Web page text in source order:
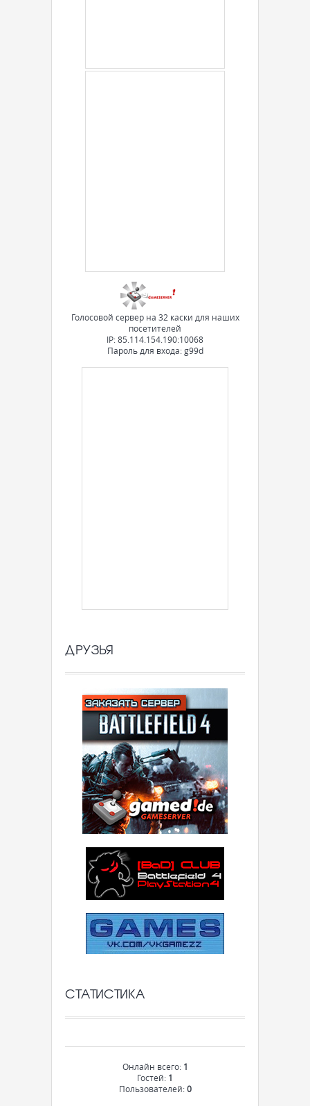
Голосовой сервер на 32 каски для наших
посетителей
IP: 85.114.154.190:10068
Пароль для входа: g99d
ДРУЗЬЯ
СТАТИСТИКА
Онлайн всего: 1
Гостей: 1
Пользователей:0